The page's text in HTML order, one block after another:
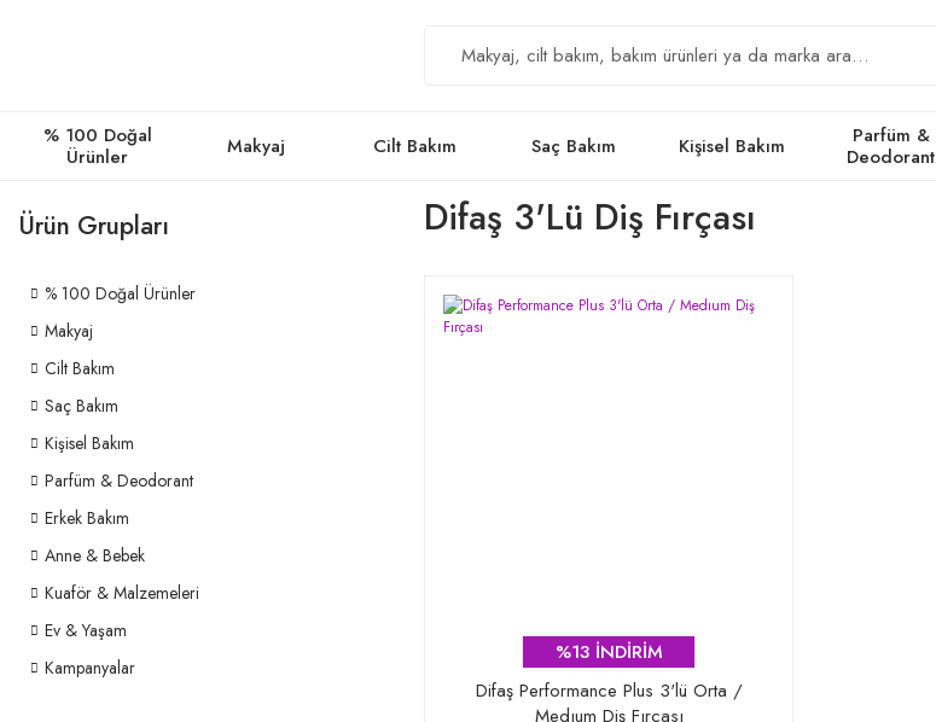
% 100 Doğal
Ürünler
Makyaj Cilt Bakım Saç Bakım Kişisel Bakım
Parfüm &
Deodorant
Ürün Grupları
% 100 Doğal Ürünler
Makyaj
Cilt Bakım
Saç Bakım
Kişisel Bakım
Parfüm & Deodorant
Erkek Bakım
Anne & Bebek
Kuaför & Malzemeleri
Ev & Yaşam
Kampanyalar
Difaş 3'lü Diş Fırçası
%13 İNDİRİM
Difaş Performance Plus 3'lü Orta /
Medıum Diş Fırçası